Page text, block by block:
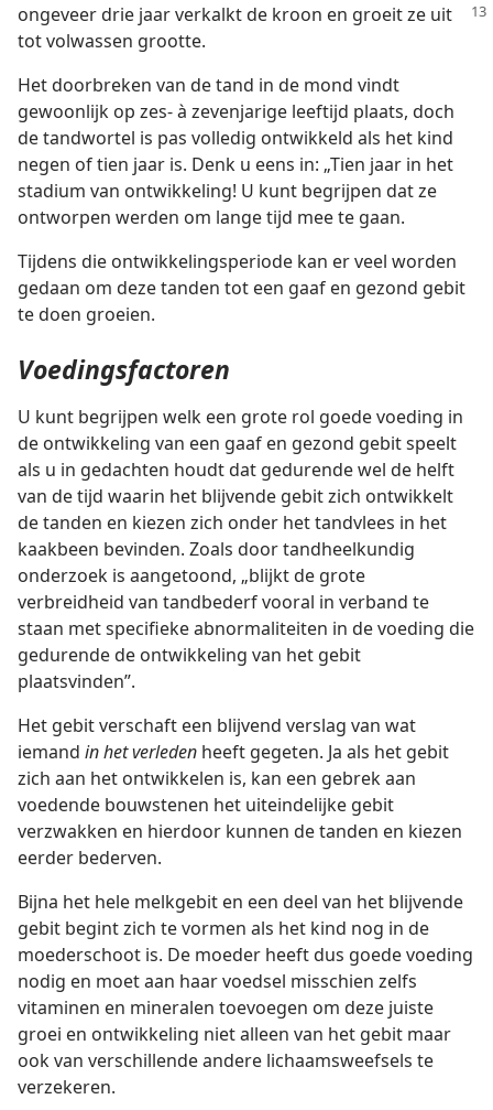
ongeveer drie jaarverkalkt de kroon en groeit ze uit
tot volwassen grootte.
Het doorbreken van de tand in de mond vindt
gewoonlijk op zes- à zevenjarige leeftijd plaats, doch
de tandwortel is pas volledig ontwikkeld als het kind
negen of tien jaar is. Denk u eens in: „Tien jaar in het
stadium van ontwikkeling! U kunt begrijpen dat ze
ontworpen werden om lange tijd mee te gaan.
Tijdens die ontwikkelingsperiode kan er veel worden
gedaan om deze tanden tot een gaaf en gezond gebit
te doen groeien.
Voedingsfactoren
U kunt begrijpen welk een grote rol goede voeding in
de ontwikkeling van een gaaf en gezond gebit speelt
als u in gedachten houdt dat gedurende wel de helft
van de tijd waarin het blijvende gebit zich ontwikkelt
de tanden en kiezen zich onder het tandvlees in het
kaakbeen bevinden. Zoals door tandheelkundig
onderzoek is aangetoond, „blijkt de grote
verbreidheid van tandbederf vooral in verband te
staan met specifieke abnormaliteiten in de voeding die
gedurende de ontwikkeling van het gebit
plaatsvinden”.
Het gebit verschaft een blijvend verslag van wat
iemand in het verleden heeft gegeten. Ja als het gebit
zich aan het ontwikkelen is, kan een gebrek aan
voedende bouwstenen het uiteindelijke gebit
verzwakken en hierdoor kunnen de tanden en kiezen
eerder bederven.
Bijna het hele melkgebit en een deel van het blijvende
gebit begint zich te vormen als het kind nog in de
moederschoot is. De moeder heeft dus goede voeding
nodig en moet aan haar voedsel misschien zelfs
vitaminen en mineralen toevoegen om deze juiste
groei en ontwikkeling niet alleen van het gebit maar
ook van verschillende andere lichaamsweefsels te
verzekeren.